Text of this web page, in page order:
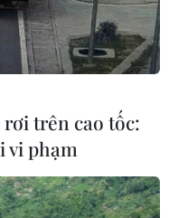
trên cao tốc:
vi phạm